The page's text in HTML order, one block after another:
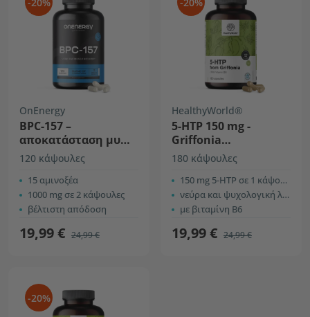
OnEnergy
BPC-157 –
αποκατάσταση μυών
και αρθρώσεων
120 κάψουλες
15 αμινοξέα
1000 mg σε 2 κάψουλες
βέλτιστη απόδοση
19,99 € 24,99 €
HealthyWorld®
5-HTP 150 mg -
Griffonia
Simplicifolia
180 κάψουλες
150 mg 5-HTP σε 1 κάψουλα
νεύρα και ψυχολογική λειτουργία
με βιταμίνη B6
19,99 € 24,99 €
-20%